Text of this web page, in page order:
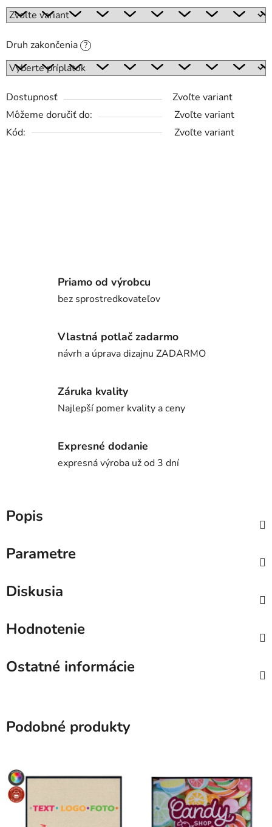
Druh zakončenia ?
Dostupnosť
Zvoľte variant
Môžeme doručiť do:
Zvoľte variant
Kód:
Zvoľte variant
Priamo od výrobcu
bez sprostredkovateľov
Vlastná potlač zadarmo
návrh a úprava dizajnu ZADARMO
Záruka kvality
Najlepší pomer kvality a ceny
Expresné dodanie
expresná výroba už od 3 dní
Popis
Parametre
Diskusia
Hodnotenie
Ostatné informácie
Podobné produkty